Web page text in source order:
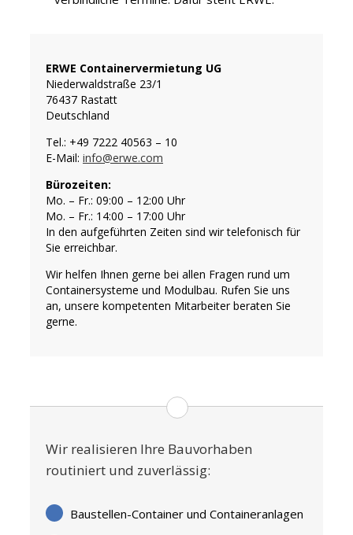
ERWE Containervermietung UG
Niederwaldstraße 23/1
76437 Rastatt
Deutschland
Tel.: +49 7222 40563 – 10
E-Mail: info@erwe.com
Bürozeiten:
Mo. – Fr.: 09:00 – 12:00 Uhr
Mo. – Fr.: 14:00 – 17:00 Uhr
In den aufgeführten Zeiten sind wir telefonisch für
Sie erreichbar.
Wir helfen Ihnen gerne bei allen Fragen rund um
Containersysteme und Modulbau. Rufen Sie uns
an, unsere kompetenten Mitarbeiter beraten Sie
gerne.
Wir realisieren Ihre Bauvorhaben
routiniert und zuverlässig:
Baustellen-Container und Containeranlagen